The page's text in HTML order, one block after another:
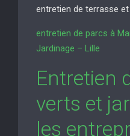
entretien de terrasse et
entretien de parcs à
Jardinage – Lille
Entretien
verts et
les